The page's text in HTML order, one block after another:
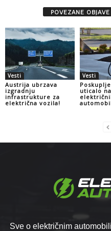
POVEZANE OBJAVE
Vesti
Austrija ubrzava
izgradnju
infrastrukture za
električna vozila!
Vesti
uticalo
Sve o električnim